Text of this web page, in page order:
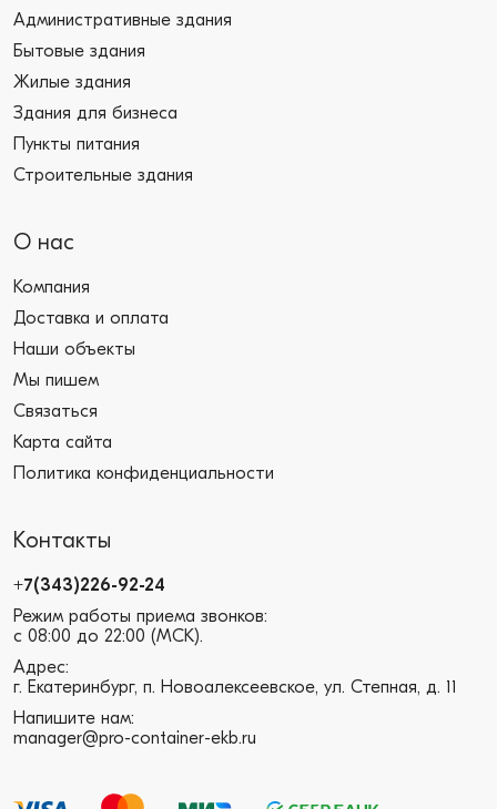
Административные здания
Бытовые здания
Жилые здания
Здания для бизнеса
Пункты питания
Строительные здания
О нас
Компания
Доставка и оплата
Наши объекты
Мы пишем
Связаться
Карта сайта
Политика конфиденциальности
Контакты
+7(343)226-92-24
Режим работы приема звонков:
с 08:00 до 22:00 (МСК).
Адрес:
г. Екатеринбург, п. Новоалексеевское, ул. Степная, д. 11
Напишите нам:
manager@pro-container-ekb.ru